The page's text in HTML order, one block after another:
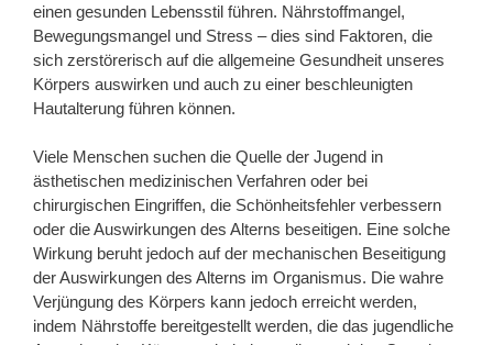
einen gesunden Lebensstil führen. Nährstoffmangel,
Bewegungsmangel und Stress – dies sind Faktoren, die
sich zerstörerisch auf die allgemeine Gesundheit unseres
Körpers auswirken und auch zu einer beschleunigten
Hautalterung führen können.
Viele Menschen suchen die Quelle der Jugend in
ästhetischen medizinischen Verfahren oder bei
chirurgischen Eingriffen, die Schönheitsfehler verbessern
oder die Auswirkungen des Alterns beseitigen. Eine solche
Wirkung beruht jedoch auf der mechanischen Beseitigung
der Auswirkungen des Alterns im Organismus. Die wahre
Verjüngung des Körpers kann jedoch erreicht werden,
indem Nährstoffe bereitgestellt werden, die das jugendliche